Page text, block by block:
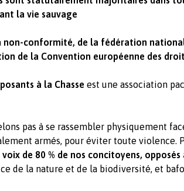
la vie sauvage
non-conformité, de la fédération
de la Convention européenne des
à la Chasse est une association
pas à se rassembler physiquement
armés, pour éviter toute violence.
de 80 % de nos concitoyens,
de la nature et de la biodiversité, et